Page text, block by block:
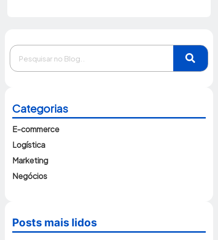
Categorias
E-commerce
Logística
Marketing
Negócios
Posts mais lidos